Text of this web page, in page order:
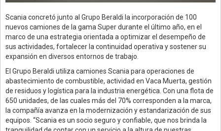
Scania concretó junto al Grupo Beraldi la incorporación de 100
nuevos camiones de la gama Super durante el último año, en el
marco de una estrategia orientada a optimizar el desempeño de
sus actividades, fortalecer la continuidad operativa y sostener su
expansión en diversos entornos de trabajo.
El Grupo Beraldi utiliza camiones Scania para operaciones de
abastecimiento de combustible, actividad en Vaca Muerta, gestión
de residuos y logística para la industria energética. Con una flota de
650 unidades, de las cuales más del 70% corresponden a la marca,
la compañía avanza en la modernización y estandarización de sus
equipos. “Scania es un socio seguro y confiable, que nos brinda la